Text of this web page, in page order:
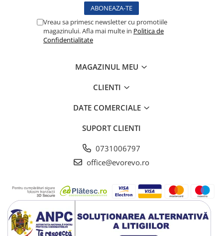
Lampi cu infrarosu
Electroencefalografe
Colposcoape
Glucometre
Ingrijire personala
Perne si paturi electrice
Perne ortopedice
Vreau sa primesc newsletter cu promotiile
magazinului. Afla mai multe in Politica de
Confidentialitate
MAGAZINUL MEU
CLIENTI
DATE COMERCIALE
SUPORT CLIENTI
0731006797
office@evorevo.ro